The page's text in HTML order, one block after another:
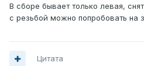
В сборе бывает только левая,
с резьбой можно попробовать на
Цитата